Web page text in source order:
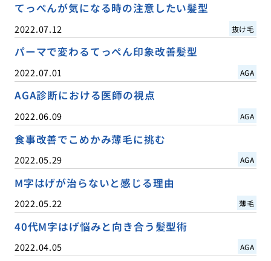
てっぺんが気になる時の注意したい髪型
2022.07.12 抜け毛
パーマで変わるてっぺん印象改善髪型
2022.07.01 AGA
AGA診断における医師の視点
2022.06.09 AGA
食事改善でこめかみ薄毛に挑む
2022.05.29 AGA
M字はげが治らないと感じる理由
2022.05.22 薄毛
40代M字はげ悩みと向き合う髪型術
2022.04.05 AGA